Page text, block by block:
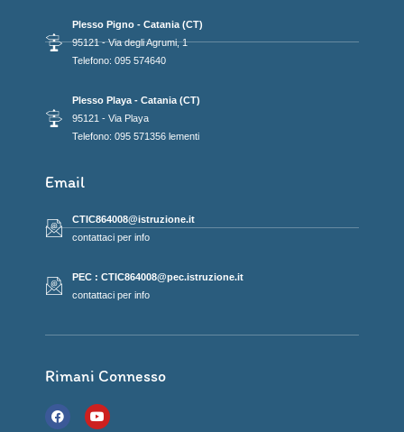
Plesso Pigno - Catania (CT)
95121 - Via degli Agrumi, 1
Telefono: 095 574640
Plesso Playa - Catania (CT)
95121 - Via Playa
Telefono: 095 571356 lementi
Email
CTIC864008@istruzione.it
contattaci per info
PEC : CTIC864008@pec.istruzione.it
contattaci per info
Rimani Connesso
F
a
Y
o